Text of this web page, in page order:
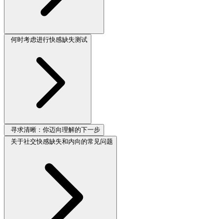
何时考虑进行快感缺失测试
寻求清晰：你迈向理解的下一步
关于社交快感缺失和内向的常见问题